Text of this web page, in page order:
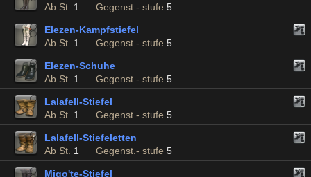
Ab St. 1 Gegenst.- stufe 5
Elezen-Kampfstiefel
Ab St. 1 Gegenst.- stufe 5
Elezen-Schuhe
Ab St. 1 Gegenst.- stufe 5
Lalafell-Stiefel
Ab St. 1 Gegenst.- stufe 5
Lalafell-Stiefeletten
Ab St. 1 Gegenst.- stufe 5
Miqo'te-Stiefel